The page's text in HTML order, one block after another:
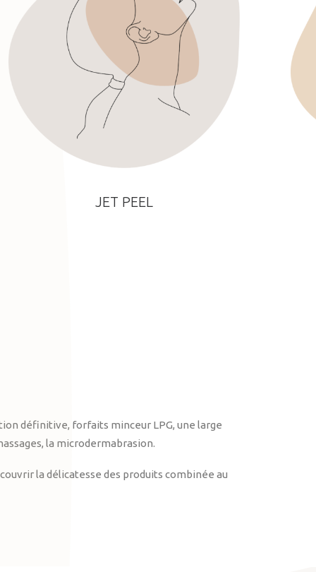
JET PEEL
définitive, forfaits minceur LPG, une large
la microdermabrasion.
la délicatesse des produits combinée au